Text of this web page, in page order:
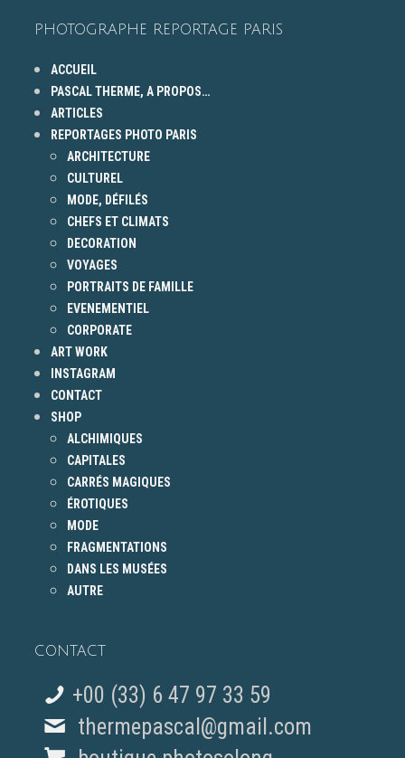
PHOTOGRAPHE REPORTAGE PARIS
ACCUEIL
PASCAL THERME, A PROPOS…
ARTICLES
REPORTAGES PHOTO PARIS
ARCHITECTURE
CULTUREL
MODE, DÉFILÉS
CHEFS ET CLIMATS
DECORATION
VOYAGES
PORTRAITS DE FAMILLE
EVENEMENTIEL
CORPORATE
ART WORK
INSTAGRAM
CONTACT
SHOP
ALCHIMIQUES
CAPITALES
CARRÉS MAGIQUES
ÉROTIQUES
MODE
FRAGMENTATIONS
DANS LES MUSÉES
AUTRE
CONTACT
+00 (33) 6 47 97 33 59
thermepascal@gmail.com